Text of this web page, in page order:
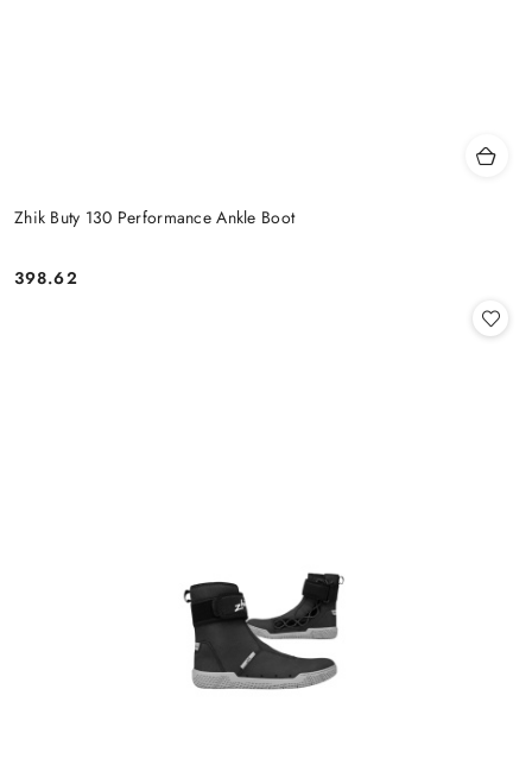
Zhik Buty 130 Performance Ankle Boot
Cena:
398.62